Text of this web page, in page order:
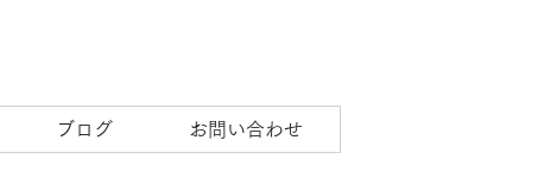
ブログ お問い合わせ